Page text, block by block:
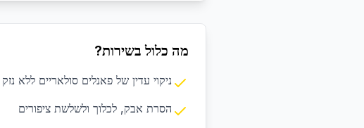
מה כלול בשירות?
ניקוי עדין של פאנלים סולאריים ללא נזק
הסרת אבק, לכלוך ולשלשת ציפורים